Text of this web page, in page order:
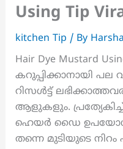
Using Tip
kitchen Tip / By
Hair Dye Mustard
കറുപ്പിക്കാനായി പല
റിസൾട്ട്
ആളുകളും.
ഹെയർ ഡൈ
തന്നെ മുടിയുടെ നിറം